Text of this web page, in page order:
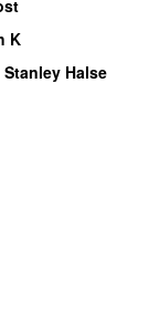
K
Halse